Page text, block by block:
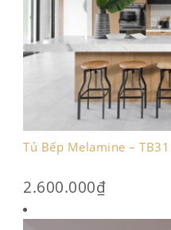
Tủ Bếp Melamine – TB31
2.600.000₫